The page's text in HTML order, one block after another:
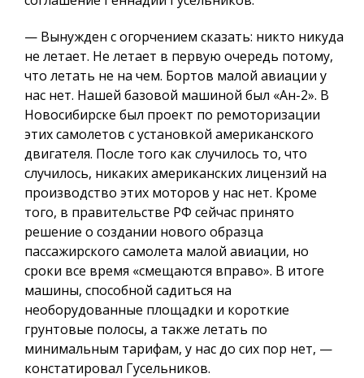
— Вынужден с огорчением сказать: никто никуда
не летает. Не летает в первую очередь потому,
что летать не на чем. Бортов малой авиации у
нас нет. Нашей базовой машиной был «Ан-2». В
Новосибирске был проект по ремоторизации
этих самолетов с установкой американского
двигателя. После того как случилось то, что
случилось, никаких американских лицензий на
производство этих моторов у нас нет. Кроме
того, в правительстве РФ сейчас принято
решение о создании нового образца
пассажирского самолета малой авиации, но
сроки все время «смещаются вправо». В итоге
машины, способной садиться на
необорудованные площадки и короткие
грунтовые полосы, а также летать по
минимальным тарифам, у нас до сих пор нет, —
констатировал Гусельников.